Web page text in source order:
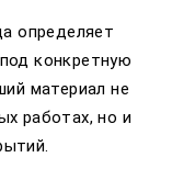
определяет
конкретную
материал не
работах, но и